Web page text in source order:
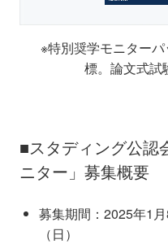
※特別奨学モニター
標。論文式試
■スタディング公認
ニター」募集概要
募集期間：2025年1
（日）